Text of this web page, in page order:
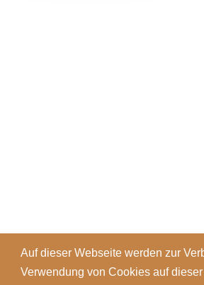
Auf dieser Webseite werden zur
Verwendung von Cookies auf